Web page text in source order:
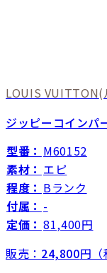
LOUIS VUITTON(
ジッピーコインパ
型番： M60152
素材： エピ
程度： Bランク
付属： -
定価： 81,400円
販売： 24,800円（